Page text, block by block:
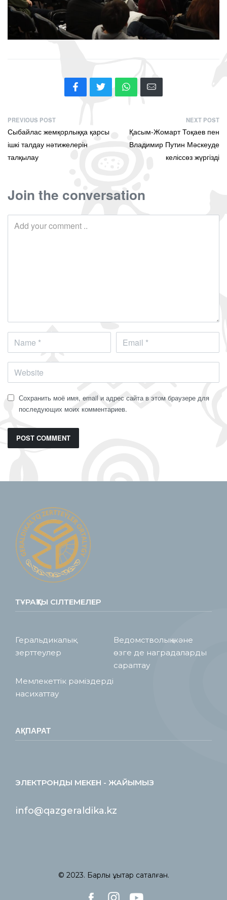
PREVIOUS POST
Сыбайлас жемқорлыққа қарсы
ішкі талдау нәтижелерін
талқылау
NEXT POST
Қасым-Жомарт Тоқаев пен
Владимир Путин Мәскеуде
келіссөз жүргізді
Join the conversation
Сохранить моё имя, email и адрес сайта в этом браузере для
последующих моих комментариев.
ТҰРАҚТЫ СІЛТЕМЕЛЕР
Геральдикалық
зерттеулер
Ведомстволық және
өзге де наградаларды
сараптау
Мемлекеттік рәміздерді
насихаттау
АҚПАРАТ
ЭЛЕКТРОНДЫ МЕКЕН - ЖАЙЫМЫЗ
info@qazgeraldika.kz
© 2023. Барлық құқықтар сақталған.